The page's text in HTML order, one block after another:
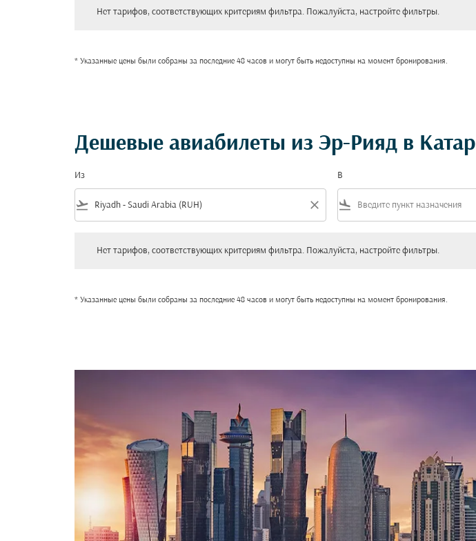
Нет тарифов, соответствующих критериям фильтра. Пожалуйста, настройте фильтры.
* Указанные цены были собраны за последние 48 часов и могут быть недоступны на момент бронирования.
Дешевые авиабилеты из Эр-Рияд в Катар
Из
flight_takeoff close
В
flight_land
Нет тарифов, соответствующих критериям фильтра. Пожалуйста, настройте фильтры.
* Указанные цены были собраны за последние 48 часов и могут быть недоступны на момент бронирования.